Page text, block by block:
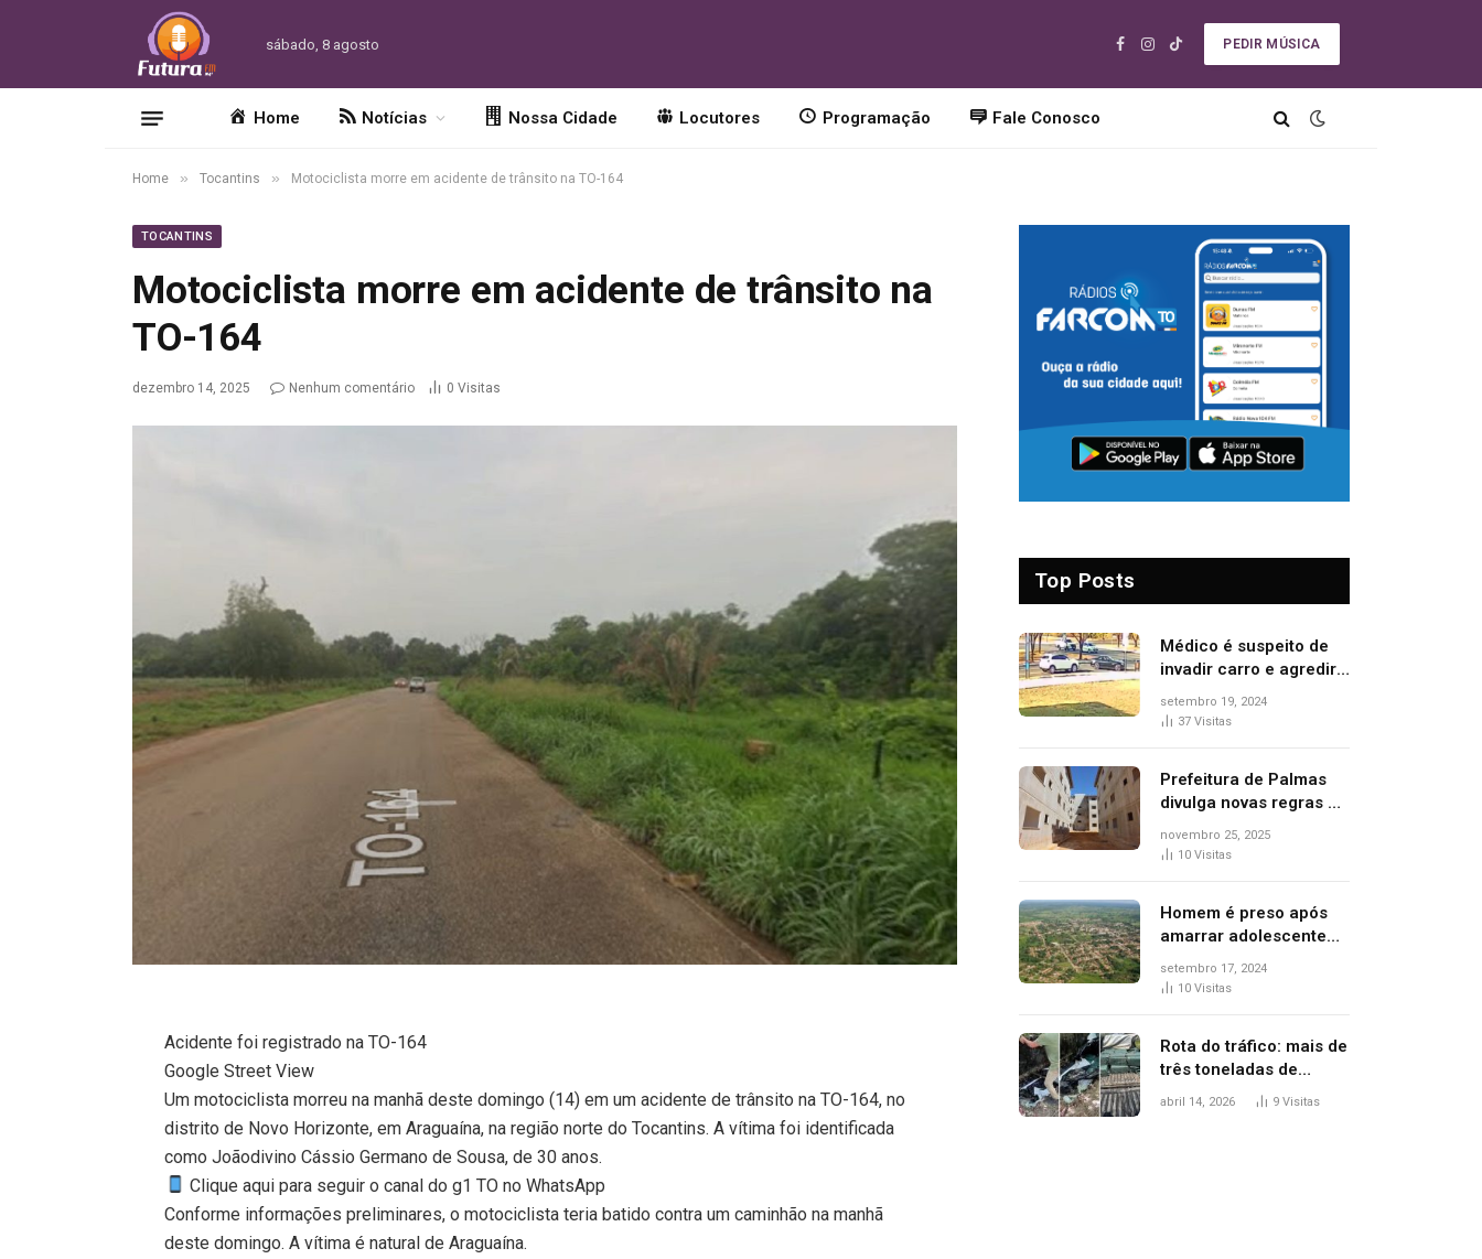
sábado, 8 agosto
Facebook
Instagram
TikTok
PEDIR MÚSICA
Home Notícias Nossa Cidade Locutores Programação Fale Conosco
Home » Tocantins » Motociclista morre em acidente de trânsito na TO-164
TOCANTINS
Motociclista morre em acidente de trânsito na
TO-164
dezembro 14, 2025 Nenhum comentário 0 Visitas
Acidente foi registrado na TO-164
Google Street View
Um motociclista morreu na manhã deste domingo (14) em um acidente de trânsito na TO-164, no
distrito de Novo Horizonte, em Araguaína, na região norte do Tocantins. A vítima foi identificada
como Joãodivino Cássio Germano de Sousa, de 30 anos.
Clique aqui para seguir o canal do g1 TO no WhatsApp
Conforme informações preliminares, o motociclista teria batido contra um caminhão na manhã
deste domingo. A vítima é natural de Araguaína.
Top Posts
Médico é suspeito de
invadir carro e agredir
delegado aposentado
durante confusão no
setembro 19, 2024
37 Visitas
Prefeitura de Palmas
divulga novas regras e
critérios de desempate
para seleção de
novembro 25, 2025
10 Visitas
Homem é preso após
amarrar adolescente
suspeito de furto em
estaca de cerca e
setembro 17, 2024
10 Visitas
Rota do tráfico: mais de
três toneladas de
drogas são
abril 14, 2026 9 Visitas